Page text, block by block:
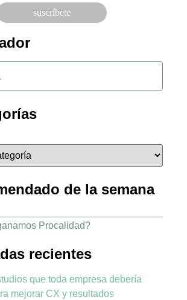
este campo vacío.
de la semana
Procalidad?
recientes
que toda empresa debería
mejorar CX y resultados